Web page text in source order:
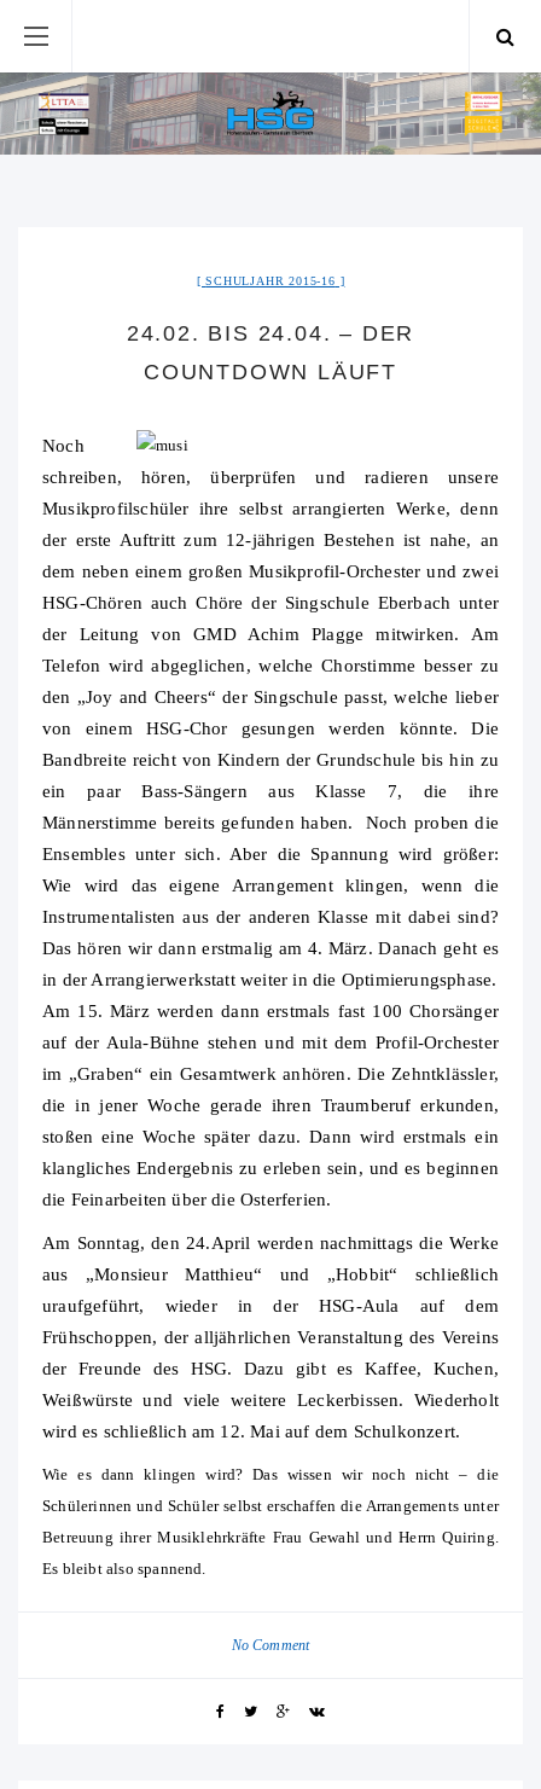
SCHULJAHR 2015-16
24.02. BIS 24.04. – DER
COUNTDOWN LÄUFT
Noch
schreiben, hören, überprüfen und radieren unsere
Musikprofilschüler ihre selbst arrangierten Werke, denn
der erste Auftritt zum 12-jährigen Bestehen ist nahe, an
dem neben einem großen Musikprofil-Orchester und zwei
HSG-Chören auch Chöre der Singschule Eberbach unter
der Leitung von GMD Achim Plagge mitwirken. Am
Telefon wird abgeglichen, welche Chorstimme besser zu
den „Joy and Cheers“ der Singschule passt, welche lieber
von einem HSG-Chor gesungen werden könnte. Die
Bandbreite reicht von Kindern der Grundschule bis hin zu
ein paar Bass-Sängern aus Klasse 7, die ihre
Männerstimme bereits gefunden haben. Noch proben die
Ensembles unter sich. Aber die Spannung wird größer:
Wie wird das eigene Arrangement klingen, wenn die
Instrumentalisten aus der anderen Klasse mit dabei sind?
Das hören wir dann erstmalig am 4. März. Danach geht es
in der Arrangierwerkstatt weiter in die Optimierungsphase.
Am 15. März werden dann erstmals fast 100 Chorsänger
auf der Aula-Bühne stehen und mit dem Profil-Orchester
im „Graben“ ein Gesamtwerk anhören. Die Zehntklässler,
die in jener Woche gerade ihren Traumberuf erkunden,
stoßen eine Woche später dazu. Dann wird erstmals ein
klangliches Endergebnis zu erleben sein, und es beginnen
die Feinarbeiten über die Osterferien.
Am Sonntag, den 24.April werden nachmittags die Werke
aus „Monsieur Matthieu“ und „Hobbit“ schließlich
uraufgeführt, wieder in der HSG-Aula auf dem
Frühschoppen, der alljährlichen Veranstaltung des Vereins
der Freunde des HSG. Dazu gibt es Kaffee, Kuchen,
Weißwürste und viele weitere Leckerbissen. Wiederholt
wird es schließlich am 12. Mai auf dem Schulkonzert.
Wie es dann klingen wird? Das wissen wir noch nicht – die
Schülerinnen und Schüler selbst erschaffen die Arrangements unter
Betreuung ihrer Musiklehrkräfte Frau Gewahl und Herrn Quiring.
Es bleibt also spannend.
No Comment